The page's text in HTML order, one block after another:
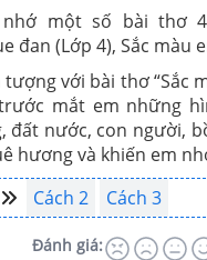
một số bài thơ
đan (Lớp 4), Sắc màu
với bài thơ “Sắc
mắt em những
đất nước, con người,
hương và khiến em
Cách 2 Cách 3
Đánh giá: